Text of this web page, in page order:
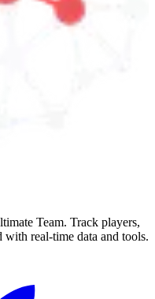
Team. Track players,
with real-time data and tools.